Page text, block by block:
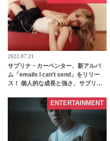
2022.07.21
サブリナ・カーペンター、新アルバ
ム「emails I can't send」をリリー
ス！ 個人的な成長と強さ、サブリナ
ENTERTAINMENT